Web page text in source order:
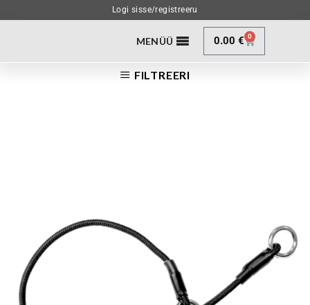
Logi sisse/registreeru
MENÜÜ 0.00€ 0
FILTREERI